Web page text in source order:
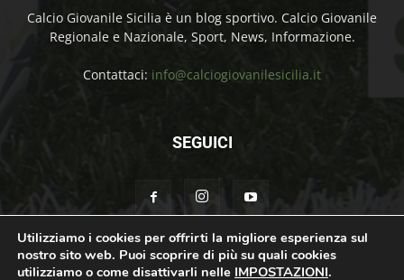
Calcio Giovanile Sicilia è un blog sportivo. Calcio Giovanile
Regionale e Nazionale, Sport, News, Informazione.
Contattaci: info@calciogiovanilesicilia.it
SEGUICI
Chi Siamo Contatti Cookie Policy Privacy Policy
Utilizziamo i cookies per offrirti la migliore esperienza sul
nostro sito web. Puoi scoprire di più su quali cookies
utilizziamo o come disattivarli nelle IMPOSTAZIONI.